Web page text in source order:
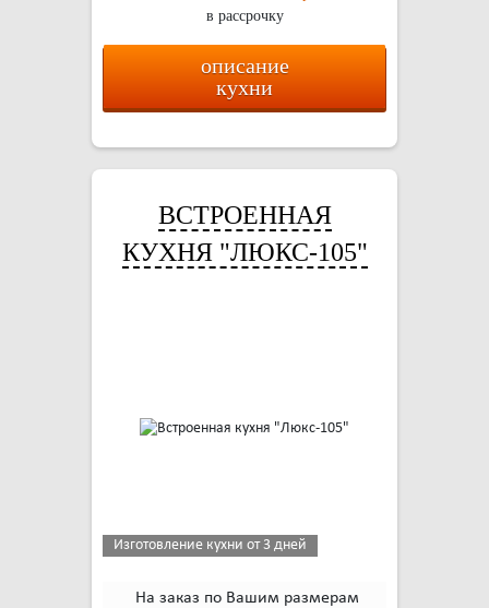
в рассрочку
описание
кухни
ВСТРОЕННАЯ
КУХНЯ "ЛЮКС-105"
Изготовление кухни от 3 дней
На заказ по Вашим размерам